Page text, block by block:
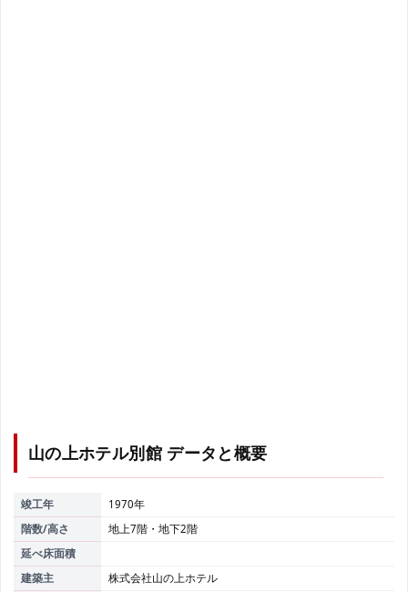
山の上ホテル別館 データと概要
竣工年
1970年
階数/高さ
地上7階・地下2階
延べ床面積
建築主
株式会社山の上ホテル